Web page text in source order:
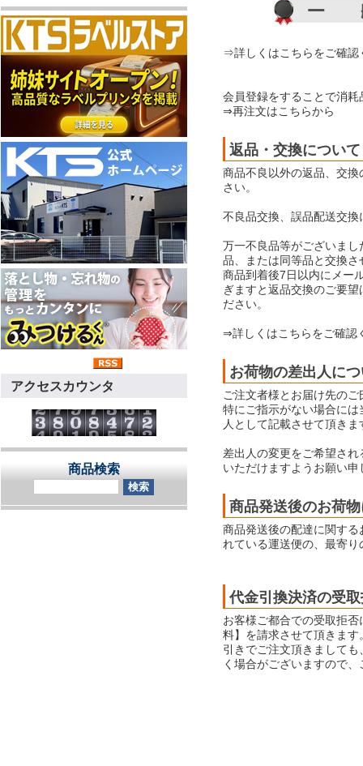
アクセスカウンタ
商品検索
⇒詳しくはこちらをご確認
会員登録をすることで消
⇒再注文はこちらから
返品・交換について
商品不良以外の返品、交
さい。
不良品交換、誤品配送交
万一不良品等がございま
品、または同等品と交換
商品到着後7日以内にメー
ぎますと返品交換のご要
ださい。
⇒詳しくはこちらをご確認
お荷物の差出人に
ご注文者様とお届け先の
特にご指示がない場合に
人として記載させて頂きま
差出人の変更をご希望さ
いただけますようお願い申
商品発送後のお荷
商品発送後の配達に関す
れている運送便の、最寄
代金引換決済の受
お客様ご都合での受取拒
料】を請求させて頂きま
引きでご注文頂きまして
く場合がございますので